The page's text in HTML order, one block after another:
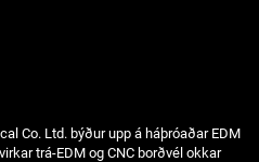
Co. Ltd. býður upp á háþróaðar EDM
trá-EDM og CNC borðvél okkar